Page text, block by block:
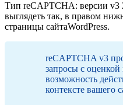
Тип reCAPTCHA: версии v3
выглядеть так, в правом
страницы сайтаWordPress.
reCAPTCHA v3
запросы с оценкой
возможность
контексте вашего